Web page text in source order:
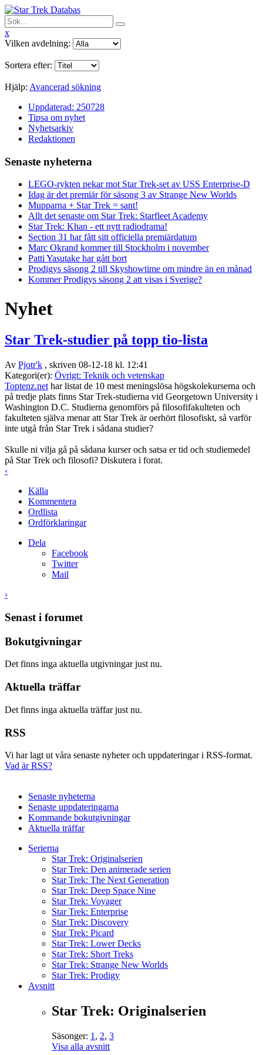
x
Vilken avdelning:
Sortera efter:
Hjälp: Avancerad sökning
Uppdaterad: 250728
Tipsa om nyhet
Nyhetsarkiv
Redaktionen
Senaste nyheterna
LEGO-rykten pekar mot Star Trek-set av USS Enterprise-D
Idag är det premiär för säsong 3 av Strange New Worlds
Mupparna + Star Trek = sant!
Allt det senaste om Star Trek: Starfleet Academy
Star Trek: Khan - ett nytt radiodrama!
Section 31 har fått sitt officiella premiärdatum
Marc Okrand kommer till Stockholm i november
Patti Yasutake har gått bort
Prodigys säsong 2 till Skyshowtime om mindre än en månad
Kommer Prodigys säsong 2 att visas i Sverige?
Nyhet
Star Trek-studier på topp tio-lista
Av Pjotr'k , skriven 08-12-18 kl. 12:41
Kategori(er): Övrigt: Teknik och vetenskap
Toptenz.net har listat de 10 mest meningslösa högskolekurserna och
på tredje plats finns Star Trek-studierna vid Georgetown University i
Washington D.C. Studierna genomförs på filosofifakulteten och
fakulteten själva menar att Star Trek är oerhört filosofiskt, så varför
inte utgå från Star Trek i sådana studier?
Skulle ni vilja gå på sådana kurser och satsa er tid och studiemedel
på Star Trek och filosofi? Diskutera i forat.
‹
Källa
Kommentera
Ordlista
Ordförklaringar
Dela
Facebook
Twitter
Mail
›
Senast i forumet
Bokutgivningar
Det finns inga aktuella utgivningar just nu.
Aktuella träffar
Det finns inga aktuella träffar just nu.
RSS
Vi har lagt ut våra senaste nyheter och uppdateringar i RSS-format.
Vad är RSS?
Senaste nyheterna
Senaste uppdateringarna
Kommande bokutgivningar
Aktuella träffar
Serierna
Star Trek: Originalserien
Star Trek: Den animerade serien
Star Trek: The Next Generation
Star Trek: Deep Space Nine
Star Trek: Voyager
Star Trek: Enterprise
Star Trek: Discovery
Star Trek: Picard
Star Trek: Lower Decks
Star Trek: Short Treks
Star Trek: Strange New Worlds
Star Trek: Prodigy
Avsnitt
Star Trek: Originalserien
Säsonger: 1 , 2, 3
Visa alla avsnitt